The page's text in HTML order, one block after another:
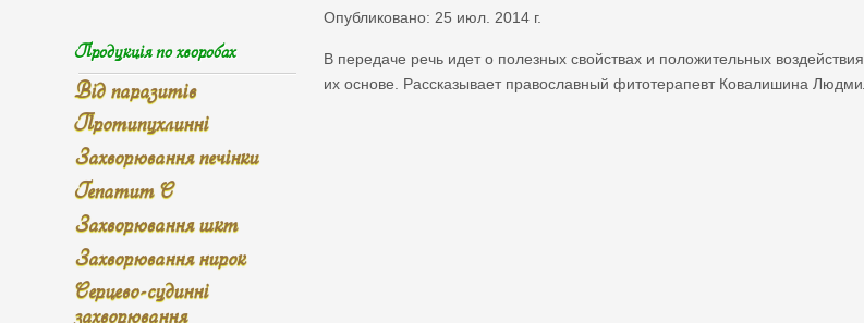
Опубликовано: 25 июл. 2014 г.
В передаче речь идет о полезных свойствах и положительных
их основе. Рассказывает православный фитотерапевт Ковалишина
Продукція по хворобах
Від паразитів
Протипухлинні
Захворювання печінки
Гепатит С
Захворювання шкт
Захворювання нирок
Серцево-судинні
захворювання